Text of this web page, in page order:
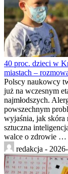
40 proc. dzieci w
miastach –
Polscy naukowcy
już na wczesnym
najmłodszych.
powszechnym
wyjaśnia, jak skóra
sztuczna
walce o zdrowie …
redakcja -